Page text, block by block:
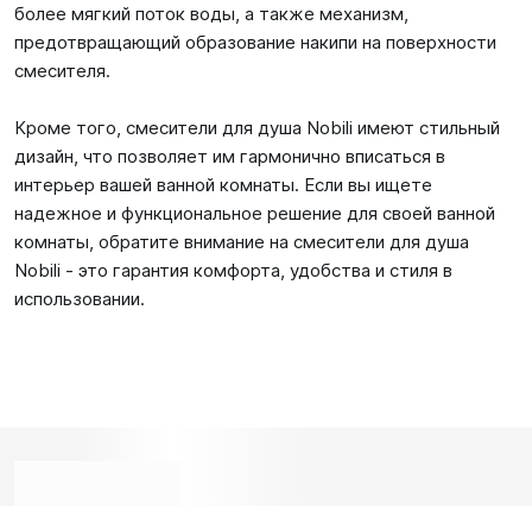
более мягкий поток воды, а также механизм,
предотвращающий образование накипи на поверхности
смесителя.
Кроме того, смесители для душа Nobili имеют стильный
дизайн, что позволяет им гармонично вписаться в
интерьер вашей ванной комнаты. Если вы ищете
надежное и функциональное решение для своей ванной
комнаты, обратите внимание на смесители для душа
Nobili - это гарантия комфорта, удобства и стиля в
использовании.